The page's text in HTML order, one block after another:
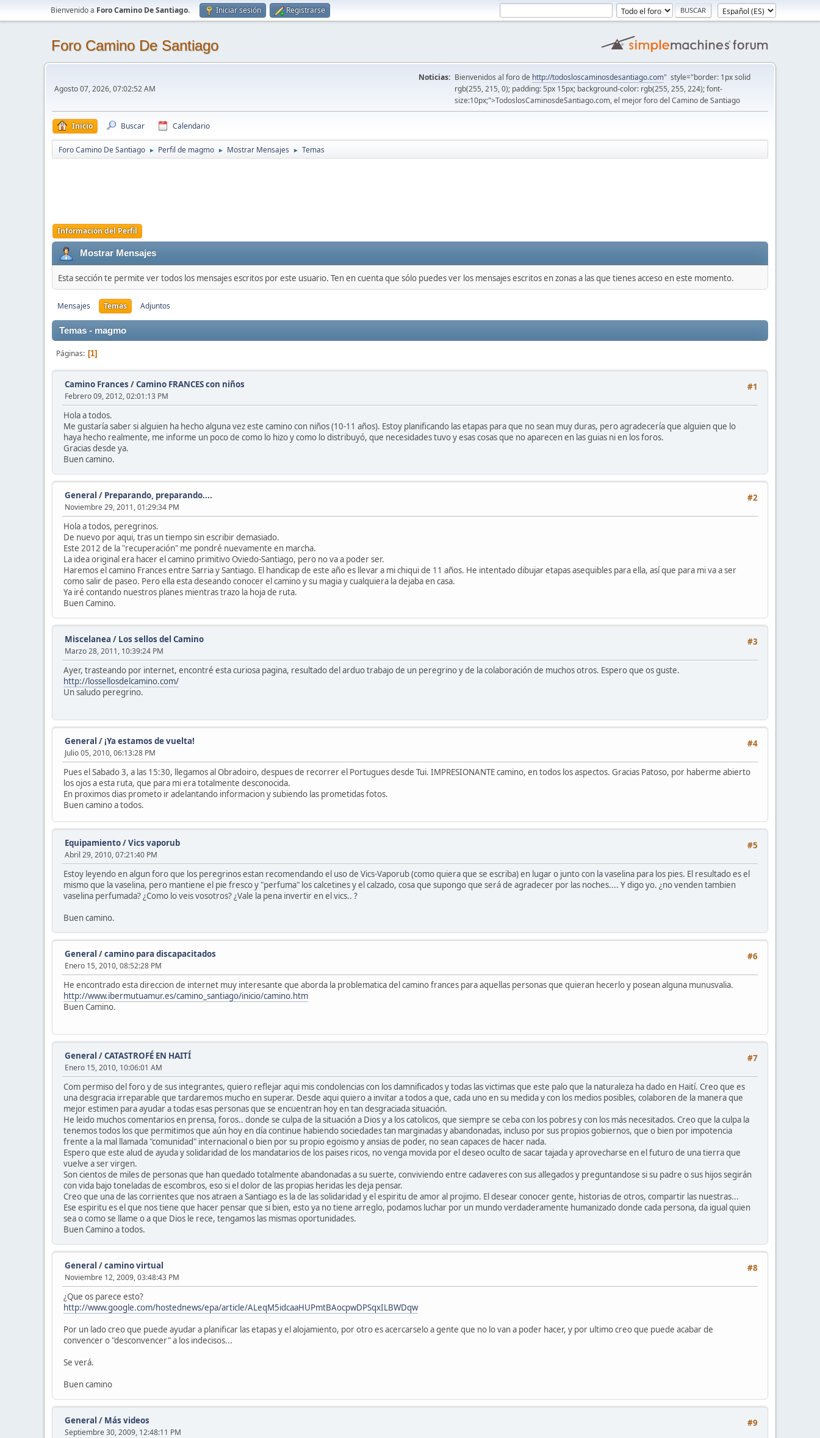
Bienvenido a Foro Camino De Santiago. Iniciar sesión Registrarse
Foro Camino De Santiago
Agosto 07, 2026, 07:02:52 AM
Noticias: Bienvenidos al foro de http://todosloscaminosdesantiago.com" style="border: 1px solid
rgb(255, 215, 0); padding: 5px 15px; background-color: rgb(255, 255, 224); font-
size:10px;">TodoslosCaminosdeSantiago.com, el mejor foro del Camino de Santiago
Inicio Buscar Calendario
Foro Camino De Santiago ► Perfil de magmo ► Mostrar Mensajes ► Temas
Información del Perfil
Mostrar Mensajes
Esta sección te permite ver todos los mensajes escritos por este usuario. Ten en cuenta que sólo puedes ver los mensajes escritos en zonas a las que tienes acceso en este momento.
Mensajes Temas Adjuntos
Temas - magmo
Páginas 1
#1
Camino Frances /Camino FRANCES con niños
Febrero 09, 2012, 02:01:13 PM
Hola a todos.
Me gustaría saber si alguien ha hecho alguna vez este camino con niños (10-11 años). Estoy planificando las etapas para que no sean muy duras, pero agradecería que alguien que lo
haya hecho realmente, me informe un poco de como lo hizo y como lo distribuyó, que necesidades tuvo y esas cosas que no aparecen en las guias ni en los foros.
Gracias desde ya.
Buen camino.
#2
General / Preparando, preparando....
Noviembre 29, 2011, 01:29:34 PM
Hola a todos, peregrinos.
De nuevo por aqui, tras un tiempo sin escribir demasiado.
Este 2012 de la "recuperación" me pondré nuevamente en marcha.
La idea original era hacer el camino primitivo Oviedo-Santiago, pero no va a poder ser.
Haremos el camino Frances entre Sarria y Santiago. El handicap de este año es llevar a mi chiqui de 11 años. He intentado dibujar etapas asequibles para ella, así que para mi va a ser
como salir de paseo. Pero ella esta deseando conocer el camino y su magia y cualquiera la dejaba en casa.
Ya iré contando nuestros planes mientras trazo la hoja de ruta.
Buen Camino.
#3
Miscelanea / Los sellos del Camino
Marzo 28, 2011, 10:39:24 PM
Ayer, trasteando por internet, encontré esta curiosa pagina, resultado del arduo trabajo de un peregrino y de la colaboración de muchos otros. Espero que os guste.
http://lossellosdelcamino.com/
Un saludo peregrino.
#4
General /¡Ya estamos de vuelta!
Julio 05, 2010, 06:13:28 PM
Pues el Sabado 3, a las 15:30, llegamos al Obradoiro, despues de recorrer el Portugues desde Tui. IMPRESIONANTE camino, en todos los aspectos. Gracias Patoso, por haberme abierto
los ojos a esta ruta, que para mi era totalmente desconocida.
En proximos dias prometo ir adelantando informacion y subiendo las prometidas fotos.
Buen camino a todos.
#5
Equipamiento/Vics vaporub
Abril 29, 2010, 07:21:40 PM
Estoy leyendo en algun foro que los peregrinos estan recomendando el uso de Vics-Vaporub (como quiera que se escriba) en lugar o junto con la vaselina para los pies. El resultado es el
mismo que la vaselina, pero mantiene el pie fresco y "perfuma" los calcetines y el calzado, cosa que supongo que será de agradecer por las noches.... Y digo yo. ¿no venden tambien
vaselina perfumada? ¿Como lo veis vosotros? ¿Vale la pena invertir en el vics.. ?
Buen camino.
#6
General /camino para discapacitados
Enero 15, 2010, 08:52:28 PM
He encontrado esta direccion de internet muy interesante que aborda la problematica del camino frances para aquellas personas que quieran hecerlo y posean alguna munusvalia.
http://www.ibermutuamur.es/camino_santiago/inicio/camino.htm
Buen Camino.
#7
General /CATASTROFÉ EN HAITÍ
Enero 15, 2010, 10:06:01 AM
Com permiso del foro y de sus integrantes, quiero reflejar aqui mis condolencias con los damnificados y todas las victimas que este palo que la naturaleza ha dado en Haití. Creo que es
una desgracia irreparable que tardaremos mucho en superar. Desde aqui quiero a invitar a todos a que, cada uno en su medida y con los medios posibles, colaboren de la manera que
mejor estimen para ayudar a todas esas personas que se encuentran hoy en tan desgraciada situación.
He leido muchos comentarios en prensa, foros.. donde se culpa de la situación a Dios y a los catolicos, que siempre se ceba con los pobres y con los más necesitados. Creo que la culpa la
tenemos todos los que permitimos que aún hoy en día continue habiendo sociedades tan marginadas y abandonadas, incluso por sus propios gobiernos, que o bien por impotencia
frente a la mal llamada "comunidad" internacional o bien por su propio egoismo y ansias de poder, no sean capaces de hacer nada.
Espero que este alud de ayuda y solidaridad de los mandatarios de los paises ricos, no venga movida por el deseo oculto de sacar tajada y aprovecharse en el futuro de una tierra que
vuelve a ser virgen.
Son cientos de miles de personas que han quedado totalmente abandonadas a su suerte, conviviendo entre cadaveres con sus allegados y preguntandose si su padre o sus hijos segirán
con vida bajo toneladas de escombros, eso si el dolor de las propias heridas les deja pensar.
Creo que una de las corrientes que nos atraen a Santiago es la de las solidaridad y el espiritu de amor al projimo. El desear conocer gente, historias de otros, compartir las nuestras...
Ese espiritu es el que nos tiene que hacer pensar que si bien, esto ya no tiene arreglo, podamos luchar por un mundo verdaderamente humanizado donde cada persona, da igual quien
sea o como se llame o a que Dios le rece, tengamos las mismas oportunidades.
Buen Camino a todos.
#8
General /camino virtual
Noviembre 12, 2009, 03:48:43 PM
¿Que os parece esto?
http://www.google.com/hostednews/epa/article/ALeqM5idcaaHUPmtBAocpwDPSqxILBWDqw
Por un lado creo que puede ayudar a planificar las etapas y el alojamiento, por otro es acercarselo a gente que no lo van a poder hacer, y por ultimo creo que puede acabar de
convencer o "desconvencer" a los indecisos...
Se verá.
Buen camino
#9
General / Más videos
Septiembre 30, 2009, 12:48:11 PM